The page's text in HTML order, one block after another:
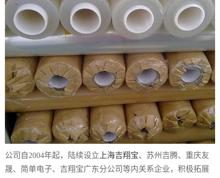
公司自2004年起，陆续设立 上海吉翔宝、苏州吉腾、重庆友
晟、简单电子、吉翔宝广东分公司等内关系企业，积极拓展